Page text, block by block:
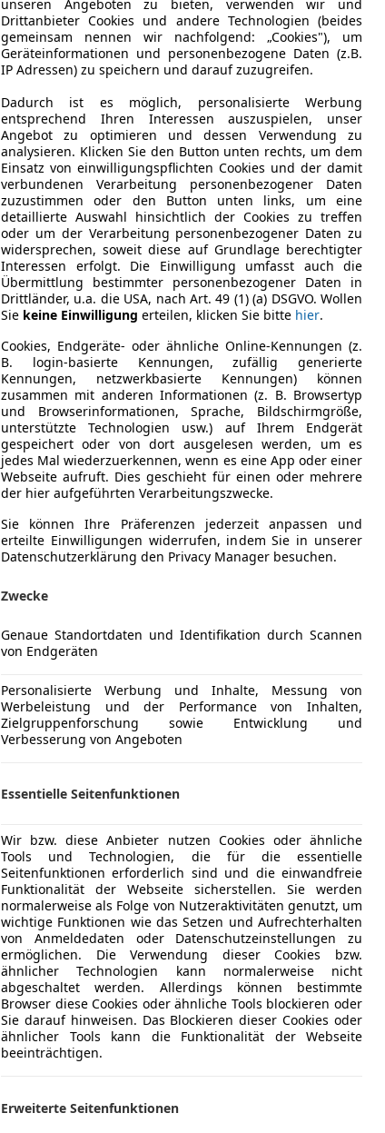
Sollzinssatz ist bonitätsabhängig. Laufzeit mindestens 12,
Neukunden bei Online-Abschluss. Erfüllung banküblicher
Jetzt berechnen
Fahrzeughalter
1
Nichtraucherfahrzeug
Ja
Leistung
75 kW
Getriebe
Hubraum
1 499 cm³
Gänge
6
Zylinder
4
Leergewicht
1 280 kg
Schadstoffklasse
Euro 6d-
Kraftstoff
Diesel
Kraftstoffverbrauch
4,00l/100
CO₂-Emissionen
98 g/km
Elektrische
Elektrische
Getönte
Klimaanlage
Sitzheizung
Start/Stop-
teilb.
Tempomat
Außenfarbe
Grau
Farbe laut Hersteller
Artense
Lackierung
Metallic
Farbe der Innenausstattung
Schwarz
Innenausstattung
Stoff
Parksensoren hinten
Bluetooth Freisprecheinrichtung
unseren Angeboten zu bieten, verwenden wir und
Drittanbieter Cookies und andere Technologien (beides
gemeinsam nennen wir nachfolgend: „Cookies"), um
Geräteinformationen und personenbezogene Daten (z.B.
IP Adressen) zu speichern und darauf zuzugreifen.
Dadurch ist es möglich, personalisierte Werbung
entsprechend Ihren Interessen auszuspielen, unser
Angebot zu optimieren und dessen Verwendung zu
analysieren. Klicken Sie den Button unten rechts, um dem
Einsatz von einwilligungspflichten Cookies und der damit
verbundenen Verarbeitung personenbezogener Daten
zuzustimmen oder den Button unten links, um eine
detaillierte Auswahl hinsichtlich der Cookies zu treffen
oder um der Verarbeitung personenbezogener Daten zu
widersprechen, soweit diese auf Grundlage berechtigter
Interessen erfolgt. Die Einwilligung umfasst auch die
Übermittlung bestimmter personenbezogener Daten in
Drittländer, u.a. die USA, nach Art. 49 (1) (a) DSGVO. Wollen
Sie keine Einwilligung erteilen, klicken Sie bitte hier.
Cookies, Endgeräte- oder ähnliche Online-Kennungen (z.
B. login-basierte Kennungen, zufällig generierte
Kennungen, netzwerkbasierte Kennungen) können
zusammen mit anderen Informationen (z. B. Browsertyp
und Browserinformationen, Sprache, Bildschirmgröße,
unterstützte Technologien usw.) auf Ihrem Endgerät
gespeichert oder von dort ausgelesen werden, um es
jedes Mal wiederzuerkennen, wenn es eine App oder einer
Webseite aufruft. Dies geschieht für einen oder mehrere
der hier aufgeführten Verarbeitungszwecke.
Sie können Ihre Präferenzen jederzeit anpassen und
erteilte Einwilligungen widerrufen, indem Sie in unserer
Datenschutzerklärung den Privacy Manager besuchen.
Zwecke
Genaue Standortdaten und Identifikation durch Scannen
von Endgeräten
Personalisierte Werbung und Inhalte, Messung von
Werbeleistung und der Performance von Inhalten,
Zielgruppenforschung sowie Entwicklung und
Verbesserung von Angeboten
Essentielle Seitenfunktionen
Wir bzw. diese Anbieter nutzen Cookies oder ähnliche
Tools und Technologien, die für die essentielle
Seitenfunktionen erforderlich sind und die einwandfreie
Funktionalität der Webseite sicherstellen. Sie werden
normalerweise als Folge von Nutzeraktivitäten genutzt, um
wichtige Funktionen wie das Setzen und Aufrechterhalten
von Anmeldedaten oder Datenschutzeinstellungen zu
ermöglichen. Die Verwendung dieser Cookies bzw.
ähnlicher Technologien kann normalerweise nicht
abgeschaltet werden. Allerdings können bestimmte
Browser diese Cookies oder ähnliche Tools blockieren oder
Sie darauf hinweisen. Das Blockieren dieser Cookies oder
ähnlicher Tools kann die Funktionalität der Webseite
beeinträchtigen.
Erweiterte Seitenfunktionen